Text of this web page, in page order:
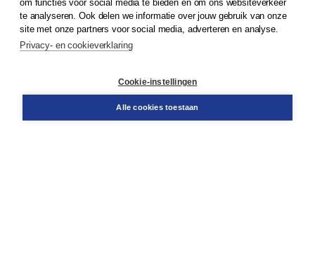
Klantenservice
Service & informatie
Contact
om functies voor social media te bieden en om ons websiteverkeer
te analyseren. Ook delen we informatie over jouw gebruik van onze
site met onze partners voor social media, adverteren en analyse.
Privacy- en cookieverklaring
Cookie-instellingen
Alle cookies toestaan